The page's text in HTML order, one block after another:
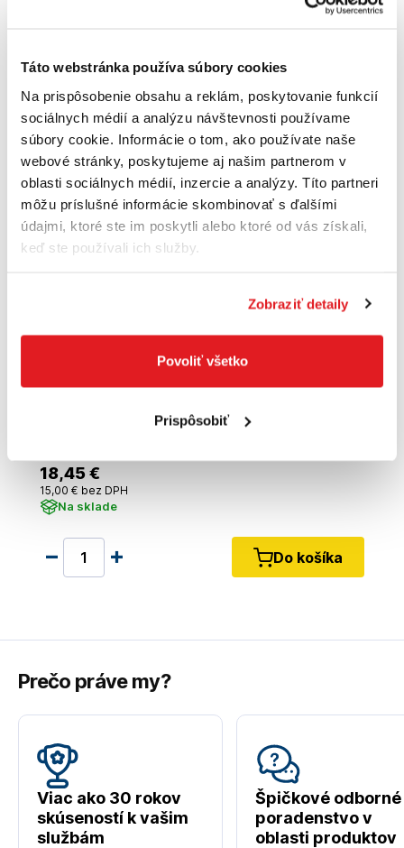
Táto webstránka používa súbory cookies
Na prispôsobenie obsahu a reklám, poskytovanie funkcií
sociálnych médií a analýzu návštevnosti používame
súbory cookie. Informácie o tom, ako používate naše
webové stránky, poskytujeme aj našim partnerom v
oblasti sociálnych médií, inzercie a analýzy. Títo partneri
môžu príslušné informácie skombinovať s ďalšími
údajmi, ktoré ste im poskytli alebo ktoré od vás získali,
keď ste používali ich služby.
Zobraziť detaily
Povoliť všetko
Prispôsobiť
STANLEY DeWalt vysokotlaková hadica
gumová 5m DXCMH05E
18,45 €
15,00 € bez DPH
Na sklade
Do košíka
Prečo práve my?
Viac ako 30 rokov
skúseností k vašim
službám
Špičkové odborné
poradenstvo v
oblasti produktov